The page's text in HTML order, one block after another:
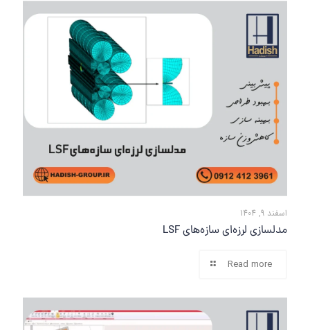
اسفند 9, 1404
مدلسازی لرزه‌ای سازه‌های LSF
Read more